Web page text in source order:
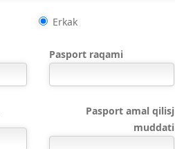
Erkak
Pasport raqami
Pasport amal qilisj
muddati